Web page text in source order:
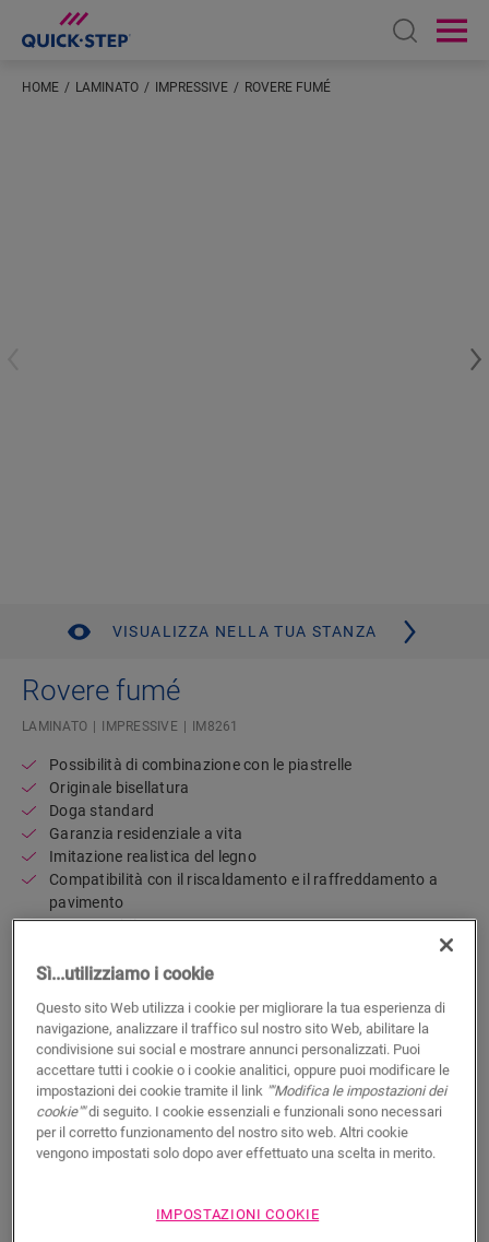
Open
HOME LAMINATO IMPRESSIVE ROVERE FUMÉ
VISUALIZZA NELLA TUA STANZA
Rovere fumé
LAMINATO IMPRESSIVE IM8261
Possibilità di combinazione con le piastrelle
Originale bisellatura
Doga standard
Garanzia residenziale a vita
Imitazione realistica del legno
Compatibilità con il riscaldamento e il raffreddamento a
pavimento
Impermeabile
Trova un rivenditore vicino a te
Impaziente di vedere questo pavimento dal vivo? Hai
ancora domande? Nessun problema! C’è sempre un
rivenditore vicino a te.
Sì...utilizziamo i cookie
Questo sito Web utilizza i cookie per migliorare la tua esperienza di
navigazione, analizzare il traffico sul nostro sito Web, abilitare la
condivisione sui social e mostrare annunci personalizzati. Puoi
accettare tutti i cookie o i cookie analitici, oppure puoi modificare le
impostazioni dei cookie tramite il link ""Modifica le impostazioni dei
cookie""di seguito. I cookie essenziali e funzionali sono necessari
per il corretto funzionamento del nostro sito web. Altri cookie
vengono impostati solo dopo aver effettuato una scelta in merito.
IMPOSTAZIONI COOKIE